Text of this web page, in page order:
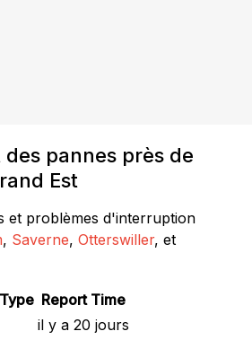
pannes près de
Est
et problèmes d'interruption
, Saverne, Otterswiller, et
Report Time
il y a 20 jours